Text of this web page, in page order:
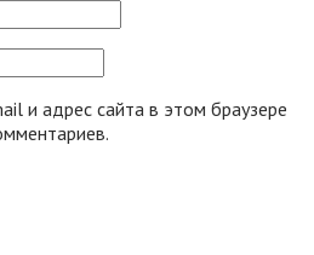
и адрес сайта в этом браузере